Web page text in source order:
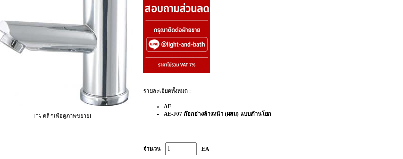
[ คลิกเพื่อดูภาพขยาย]
รายละเอียดทั้งหมด :
AE
AE-J07 ก๊อกอ่างล้างหน้า (ผสม) แบบก้านโยก
จำนวน EA